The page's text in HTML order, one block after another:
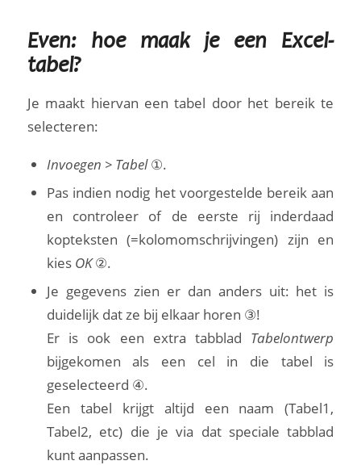
Even: hoe maak je een Excel-
tabel?
Je maakt hiervan een tabel door het bereik te
selecteren:
Invoegen > Tabel①.
Pas indien nodig het voorgestelde bereik aan
en controleer of de eerste rij inderdaad
kopteksten (=kolomomschrijvingen) zijn en
kies OK②.
Je gegevens zien er dan anders uit: het is
duidelijk dat ze bij elkaar horen ③!
Er is ook een extra tabblad Tabelontwerp
bijgekomen als een cel in die tabel is
geselecteerd ④.
Een tabel krijgt altijd een naam (Tabel1,
Tabel2, etc) die je via dat speciale tabblad
kunt aanpassen.